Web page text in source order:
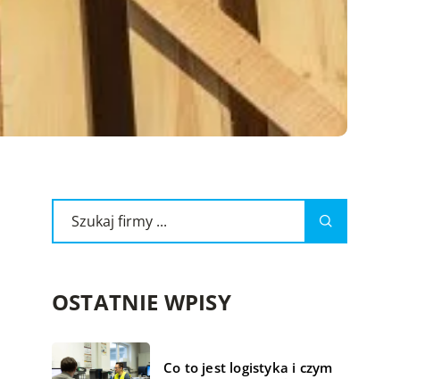
OSTATNIE WPISY
Co to jest logistyka i czym